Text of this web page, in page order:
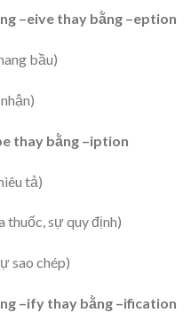
–eive thay bằng –eption
bầu)
thay bằng –iption
tả)
thuốc, sự quy định)
sao chép)
–ify thay bằng –ification